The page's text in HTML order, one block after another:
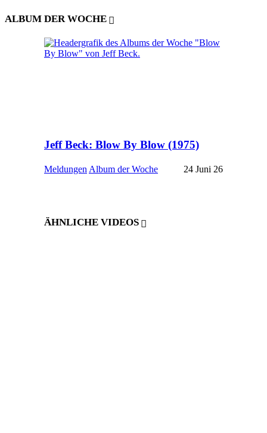
ALBUM DER WOCHE
Jeff Beck: Blow By Blow (1975)
Meldungen Album der Woche 24 Juni 26
ÄHNLICHE VIDEOS